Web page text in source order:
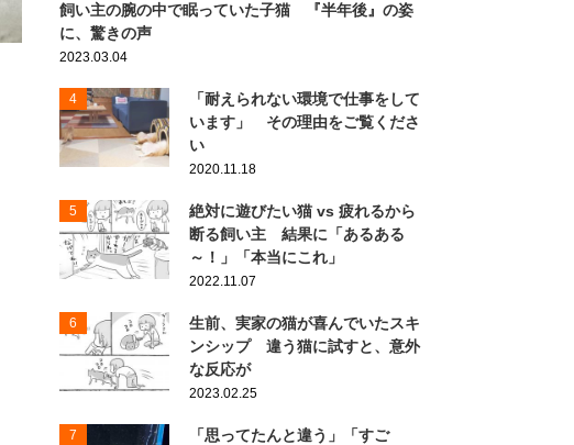
飼い主の腕の中で眠っていた子猫 『半年後』の姿
に、驚きの声
2023.03.04
4
「耐えられない環境で仕事をして
います」 その理由をご覧くださ
い
2020.11.18
5
絶対に遊びたい猫 vs 疲れるから
断る飼い主 結果に「あるある
～！」「本当にこれ」
2022.11.07
6
生前、実家の猫が喜んでいたスキ
ンシップ 違う猫に試すと、意外
な反応が
2023.02.25
7
「思ってたんと違う」「すご